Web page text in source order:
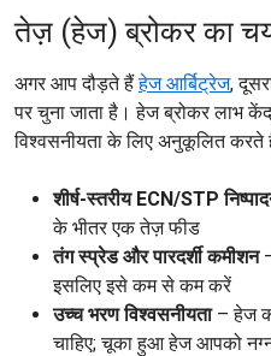
तेज़ (हेज) ब्रोकर का
अगर आप दौड़ते हैंहेज आर्बिट्रेज,
पर चुना जाता है। हेज ब्रोकर लाभ
विश्वसनीयता के लिए अनुकूलित
शीर्ष-स्तरीय ECN/STP
के भीतर एक तेज़ फीड
तंग स्प्रेड और पारदर्शी कमीशन
इसलिए इसे कम से कम करें
उच्च भरण विश्वसनीयता– हेज
चाहिए; चूका हुआ हेज आपको